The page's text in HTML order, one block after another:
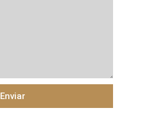
Enviar